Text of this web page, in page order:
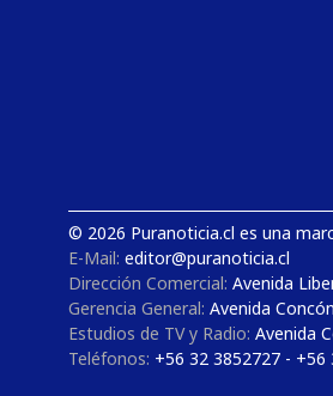
© 2026 Puranoticia.cl es una
E-Mail: editor@puranoticia.cl
Dirección Comercial: Avenida
Gerencia General: Avenida
Estudios de TV y Radio: Avenida
Teléfonos: +56 32 3852727 -